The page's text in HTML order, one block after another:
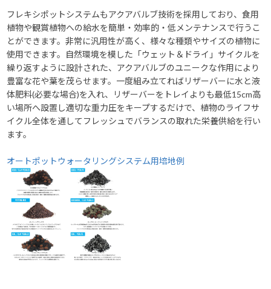
フレキシポットシステムもアクアバルブ技術を採用しており、食用
植物や観賞植物への給水を簡単・効率的・低メンテナンスで行うこ
とができます。非常に汎用性が高く、様々な種類やサイズの植物に
使用できます。自然環境を模した「ウェット＆ドライ」サイクルを
繰り返すように設計された、アクアバルブのユニークな作用により
豊富な花や葉を茂らせます。一度組み立てればリザーバーに水と液
体肥料(必要な場合)を入れ、リザーバーをトレイよりも最低15cm高
い場所へ設置し適切な重力圧をキープするだけで、植物のライフサ
イクル全体を通してフレッシュでバランスの取れた栄養供給を行い
ます。
オートポットウォータリングシステム用培地例